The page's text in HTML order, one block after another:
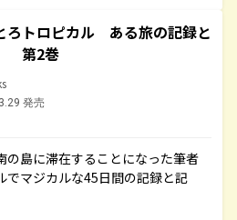
ろトロピカル ある旅の記録と
第2巻
発売
の島に滞在することになった筆者
でマジカルな45日間の記録と記